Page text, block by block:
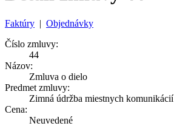
Faktúry | Objednávky
Číslo zmluvy:
44
Názov:
Zmluva o dielo
Predmet zmluvy:
Zimná údržba miestnych komunikácií
Cena:
Neuvedené